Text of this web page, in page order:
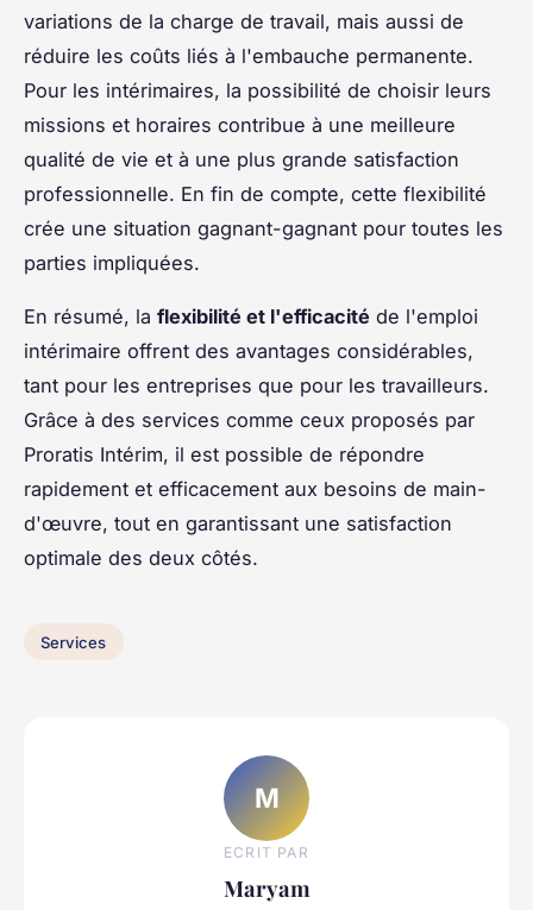
variations de la charge de travail, mais aussi de
réduire les coûts liés à l'embauche permanente.
Pour les intérimaires, la possibilité de choisir leurs
missions et horaires contribue à une meilleure
qualité de vie et à une plus grande satisfaction
professionnelle. En fin de compte, cette flexibilité
crée une situation gagnant-gagnant pour toutes les
parties impliquées.
En résumé, la flexibilité et l'efficacité de l'emploi
intérimaire offrent des avantages considérables,
tant pour les entreprises que pour les travailleurs.
Grâce à des services comme ceux proposés par
Proratis Intérim, il est possible de répondre
rapidement et efficacement aux besoins de main-
d'œuvre, tout en garantissant une satisfaction
optimale des deux côtés.
Services
M
ECRIT PAR
Maryam